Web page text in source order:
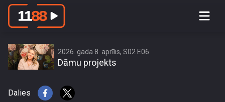
Olbaltumvielām bagāta brokastu putra,
2026. gada 8. aprīlis, S02 E06
Dāmu projekts
Dalies